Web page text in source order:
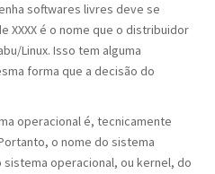
softwares livres deve se
XXXX é o nome que o distribuidor
Linux. Isso tem alguma
forma que a decisão do
operacional é, tecnicamente
o nome do sistema
sistema operacional, ou kernel, do